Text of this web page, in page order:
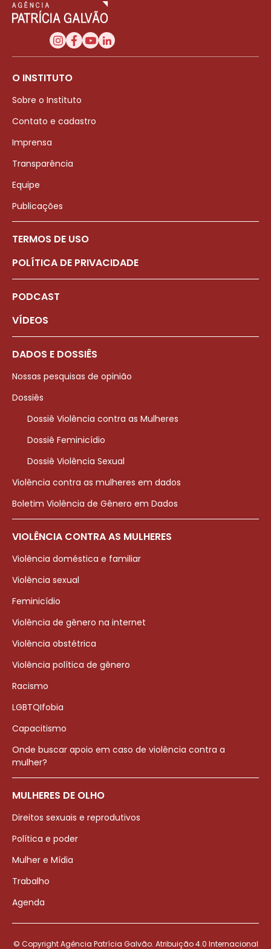
O INSTITUTO
Sobre o Instituto
Contato e cadastro
Imprensa
Transparência
Equipe
Publicações
TERMOS DE USO
POLÍTICA DE PRIVACIDADE
PODCAST
VÍDEOS
DADOS E DOSSIÊS
Nossas pesquisas de opinião
Dossiês
Dossiê Violência contra as Mulheres
Dossiê Feminicídio
Dossiê Violência Sexual
Violência contra as mulheres em dados
Boletim Violência de Gênero em Dados
VIOLÊNCIA CONTRA AS MULHERES
Violência doméstica e familiar
Violência sexual
Feminicídio
Violência de gênero na internet
Violência obstétrica
Violência política de gênero
Racismo
LGBTQIfobia
Capacitismo
Onde buscar apoio em caso de violência contra a
mulher?
MULHERES DE OLHO
Direitos sexuais e reprodutivos
Política e poder
Mulher e Mídia
Trabalho
Agenda
© Copyright Agência Patrícia Galvão. Atribuição 4.0 Internacional